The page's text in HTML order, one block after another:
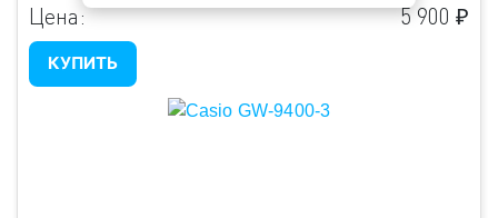
Цена: 5 900 ₽
КУПИТЬ